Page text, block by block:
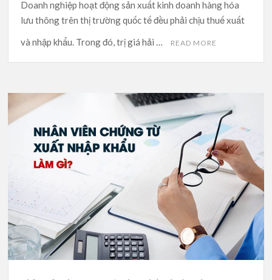
Doanh nghiệp hoạt động sản xuất kinh doanh hàng hóa
lưu thông trên thị trường quốc tế đều phải chịu thuế xuất
và nhập khẩu. Trong đó, trị giá hải …
READ MORE